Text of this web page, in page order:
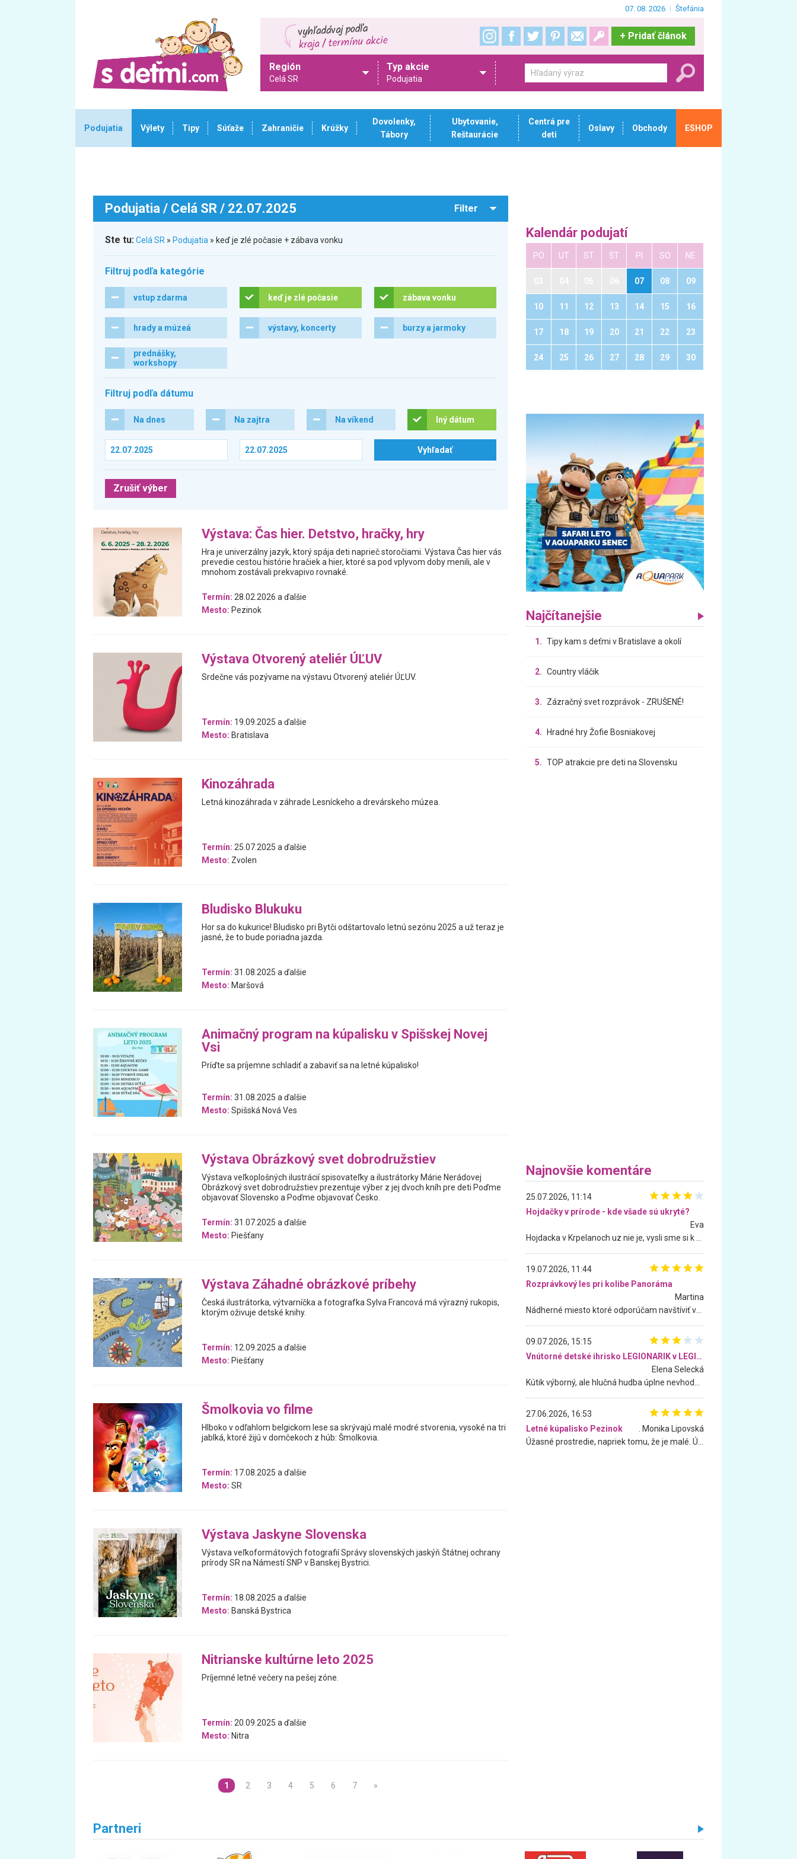
07. 08. 2026 Štefánia
+ Pridať článok
Región
Celá SR
Typ akcie
Podujatia
Podujatia Výlety Tipy Súťaže Zahraničie Krúžky
Dovolenky,
Tábory
Ubytovanie,
Reštaurácie
Centrá pre
deti
Oslavy Obchody ESHOP
Podujatia / Celá SR / 22.07.2025 Filter
Ste tu:Celá SR » Podujatia » keď je zlé počasie + zábava vonku
Filtruj podľa kategórie
vstup zdarma keď je zlé počasie zábava vonku
hrady a múzeá výstavy, koncerty burzy a jarmoky
prednášky,
workshopy
Filtruj podľa dátumu
Na dnes Na zajtra Na víkend Iný dátum
Zrušiť výber
Výstava: Čas hier. Detstvo, hračky, hry
Hra je univerzálny jazyk, ktorý spája deti naprieč storočiami. Výstava Čas hier vás
prevedie cestou histórie hračiek a hier, ktoré sa pod vplyvom doby menili, ale v
mnohom zostávali prekvapivo rovnaké.
Termín: 28.02.2026 a ďalšie
Mesto: Pezinok
Výstava Otvorený ateliér ÚĽUV
Srdečne vás pozývame na výstavu Otvorený ateliér ÚĽUV.
Termín: 19.09.2025 a ďalšie
Mesto: Bratislava
Kinozáhrada
Letná kinozáhrada v záhrade Lesníckeho a drevárskeho múzea.
Termín: 25.07.2025 a ďalšie
Mesto: Zvolen
Bludisko Blukuku
Hor sa do kukurice! Bludisko pri Bytči odštartovalo letnú sezónu 2025 a už teraz je
jasné, že to bude poriadna jazda.
Termín: 31.08.2025 a ďalšie
Mesto: Maršová
Animačný program na kúpalisku v Spišskej Novej
Vsi
Príďte sa príjemne schladiť a zabaviť sa na letné kúpalisko!
Termín: 31.08.2025 a ďalšie
Mesto: Spišská Nová Ves
Výstava Obrázkový svet dobrodružstiev
Výstava veľkoplošných ilustrácií spisovateľky a ilustrátorky Márie Nerádovej
Obrázkový svet dobrodružstiev prezentuje výber z jej dvoch kníh pre deti Poďme
objavovať Slovensko a Poďme objavovať Česko.
Termín: 31.07.2025 a ďalšie
Mesto: Piešťany
Výstava Záhadné obrázkové príbehy
Česká ilustrátorka, výtvarníčka a fotografka Sylva Francová má výrazný rukopis,
ktorým oživuje detské knihy.
Termín: 12.09.2025 a ďalšie
Mesto: Piešťany
Šmolkovia vo filme
Hlboko v odľahlom belgickom lese sa skrývajú malé modré stvorenia, vysoké na tri
jablká, ktoré žijú v domčekoch z húb: Šmolkovia.
Termín: 17.08.2025 a ďalšie
Mesto: SR
Výstava Jaskyne Slovenska
Výstava veľkoformátových fotografií Správy slovenských jaskýň Štátnej ochrany
prírody SR na Námestí SNP v Banskej Bystrici.
Termín: 18.08.2025 a ďalšie
Mesto: Banská Bystrica
Nitrianske kultúrne leto 2025
Príjemné letné večery na pešej zóne.
Termín: 20.09.2025 a ďalšie
Mesto: Nitra
1 2 3 4 5 6 7 »
Kalendár podujatí
PO UT ST ŠT PI SO NE
07 08 09
10 11 12 13 14 15 16
17 18 19 20 21 22 23
24 25 26 27 28 29 30
Najčítanejšie
1. Tipy kam s deťmi v Bratislave a okolí
2. Country vláčik
3. Zázračný svet rozprávok - ZRUŠENÉ!
4. Hradné hry Žofie Bosniakovej
5. TOP atrakcie pre deti na Slovensku
Najnovšie komentáre
25.07.2026, 11:14
Hojdačky v prírode - kde všade sú ukryté?
Eva
19.07.2026, 11:44
Rozprávkový les pri kolibe Panoráma
Martina
09.07.2026, 15:15
Vnútorné detské ihrisko LEGIONARIK v LEGIA Fitness
Elena Selecká
27.06.2026, 16:53
Letné kúpalisko Pezinok
. Monika Lipovská
Partneri